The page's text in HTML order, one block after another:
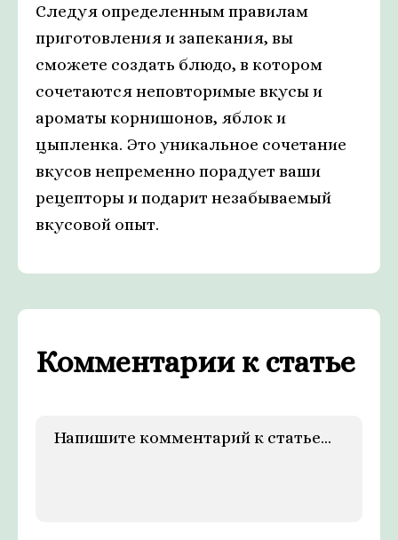
Следуя определенным правилам
приготовления и запекания, вы
сможете создать блюдо, в котором
сочетаются неповторимые вкусы и
ароматы корнишонов, яблок и
цыпленка. Это уникальное сочетание
вкусов непременно порадует ваши
рецепторы и подарит незабываемый
вкусовой опыт.
Комментарии к статье